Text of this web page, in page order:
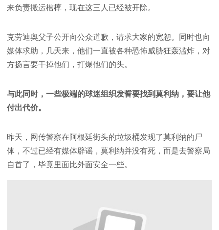
来负责搬运棺椁，现在这三人已经被开除。
克劳迪奥父子公开向公众道歉，请求大家的宽恕。同时也向
媒体求助，几天来，他们一直被各种恐怖威胁狂轰滥炸，对
方扬言要干掉他们，打爆他们的头。
与此同时，一些极端的球迷组织发誓要找到莫利纳，要让他
付出代价。
昨天，网传警察在阿根廷街头的垃圾桶发现了莫利纳的尸
体，不过已经有媒体辟谣，莫利纳并没有死，而是去警察局
自首了，毕竟里面比外面安全一些。